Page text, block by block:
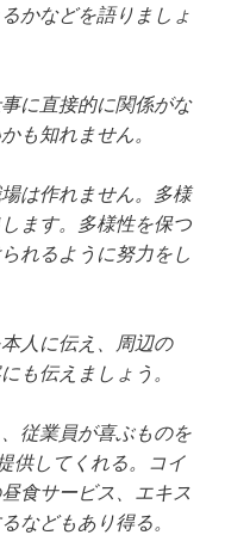
かなどを語りましょ
に直接的に関係がな
も知れません。
は作れません。多様
ます。多様性を保つ
れるように努力をし
人に伝え、周辺の
も伝えましょう。
従業員が喜ぶものを
供してくれる。コイ
食サービス、エキス
などもあり得る。